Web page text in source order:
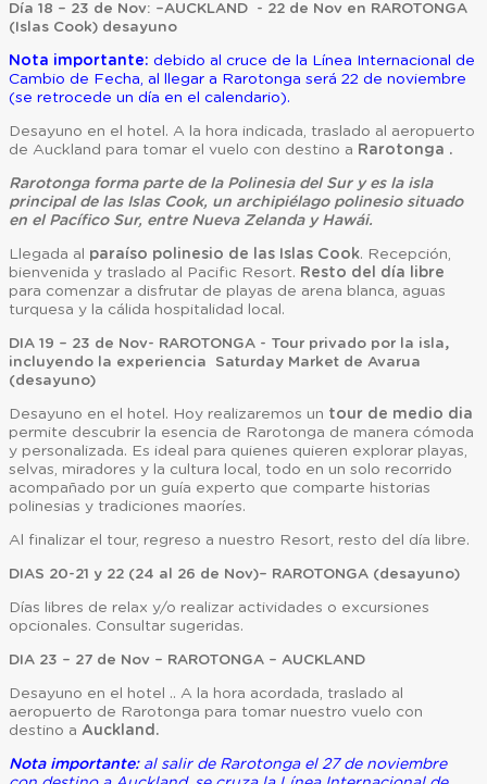
Día 18 – 23 de Nov: –AUCKLAND - 22 de Nov en RAROTONGA
(Islas Cook) desayuno
Nota importante: debido al cruce de la Línea Internacional de
Cambio de Fecha, al llegar a Rarotonga será 22 de noviembre
(se retrocede un día en el calendario).
Desayuno en el hotel. A la hora indicada, traslado al aeropuerto
de Auckland para tomar el vuelo con destino a Rarotonga .
Rarotonga forma parte de la Polinesia del Sur y es la isla
principal de las Islas Cook, un archipiélago polinesio situado
en el Pacífico Sur, entre Nueva Zelanda y Hawái.
Llegada al paraíso polinesio de las Islas Cook. Recepción,
bienvenida y traslado al Pacific Resort. Resto del día libre
para comenzar a disfrutar de playas de arena blanca, aguas
turquesa y la cálida hospitalidad local.
DIA 19 – 23 de Nov- RAROTONGA - Tour privado por la isla,
incluyendo la experiencia Saturday Market de Avarua
(desayuno)
Desayuno en el hotel. Hoy realizaremos un tour de medio dia
permite descubrir la esencia de Rarotonga de manera cómoda
y personalizada. Es ideal para quienes quieren explorar playas,
selvas, miradores y la cultura local, todo en un solo recorrido
acompañado por un guía experto que comparte historias
polinesias y tradiciones maoríes.
Al finalizar el tour, regreso a nuestro Resort, resto del día libre.
DIAS 20-21 y 22 (24 al 26 de Nov)– RAROTONGA (desayuno)
Días libres de relax y/o realizar actividades o excursiones
opcionales. Consultar sugeridas.
DIA 23 – 27 de Nov – RAROTONGA – AUCKLAND
Desayuno en el hotel .. A la hora acordada, traslado al
aeropuerto de Rarotonga para tomar nuestro vuelo con
destino a Auckland.
Nota importante:al salir de Rarotonga el 27 de noviembre